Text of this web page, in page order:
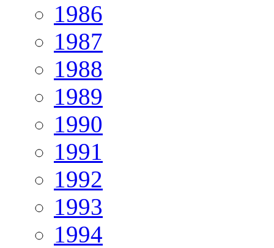
1986
1987
1988
1989
1990
1991
1992
1993
1994